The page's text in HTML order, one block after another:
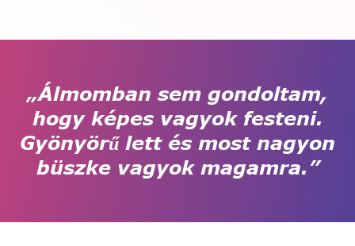
„Álmomban sem gondoltam,
hogy képes vagyok festeni.
Gyönyörű lett és most nagyon
büszke vagyok magamra.”